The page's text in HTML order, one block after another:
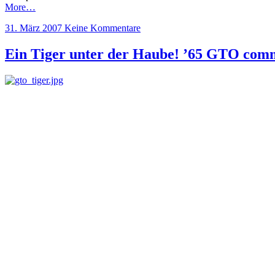
More…
31. März 2007 Keine Kommentare
Ein Tiger unter der Haube! ’65 GTO